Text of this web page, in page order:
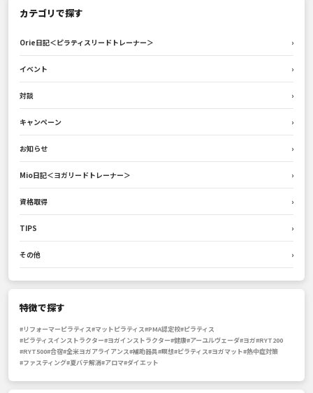
カテゴリで探す
Orie日記＜ピラティスリードトレーナー＞ ›
イベント ›
対談 ›
キャンペーン ›
お知らせ ›
Mio日記＜ヨガリードトレーナー＞ ›
資格取得 ›
TIPS ›
その他 ›
特徴で探す
#リフォーマーピラティス#マットピラティス#PMA認定校#ピラティス
#ピラティスインストラクター#ヨガインストラクター#健康#アーユルヴェーダ#ヨガ#RYT200
#RYT500#合宿#全米ヨガアライアンス#補助器具#瞑想#ピラティス#ヨガマット#熱中症対策
#ファスティング#夏バテ解消#アロマ#ダイエット